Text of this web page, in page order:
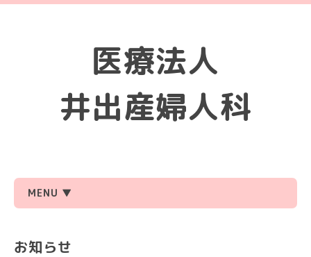
医療法人
井出産婦人科
MENU ▼
お知らせ